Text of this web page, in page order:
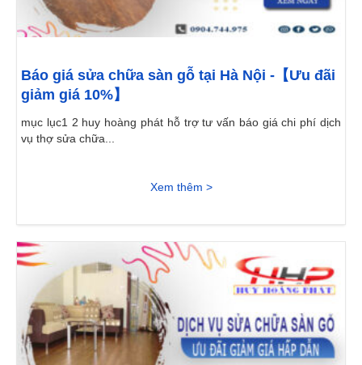
Báo giá sửa chữa sàn gỗ tại Hà Nội -【Ưu đãi
giảm giá 10%】
mục lục1 2 huy hoàng phát hỗ trợ tư vấn báo giá chi phí dịch
vụ thợ sửa chữa...
Xem thêm >